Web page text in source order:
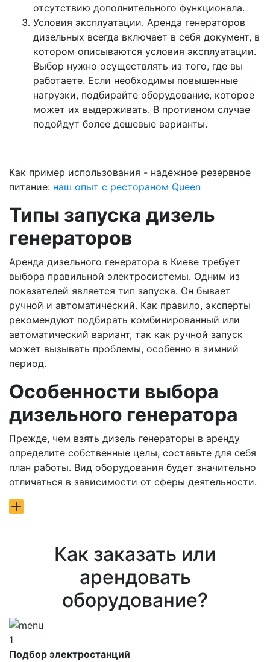
отсутствию дополнительного функционала.
Условия эксплуатации. Аренда генераторов
дизельных всегда включает в себя документ, в
котором описываются условия эксплуатации.
Выбор нужно осуществлять из того, где вы
работаете. Если необходимы повышенные
нагрузки, подбирайте оборудование, которое
может их выдерживать. В противном случае
подойдут более дешевые варианты.
Как пример использования - надежное резервное
питание: наш опыт с рестораном Queen
Типы запуска дизель
генераторов
Аренда дизельного генератора в Киеве требует
выбора правильной электросистемы. Одним из
показателей является тип запуска. Он бывает
ручной и автоматический. Как правило, эксперты
рекомендуют подбирать комбинированный или
автоматический вариант, так как ручной запуск
может вызывать проблемы, особенно в зимний
период.
Особенности выбора
дизельного генератора
Прежде, чем взять дизель генераторы в аренду
определите собственные целы, составьте для себя
план работы. Вид оборудования будет значительно
отличаться в зависимости от сферы деятельности.
Как заказать или
арендовать
оборудование?
1
Подбор электростанций